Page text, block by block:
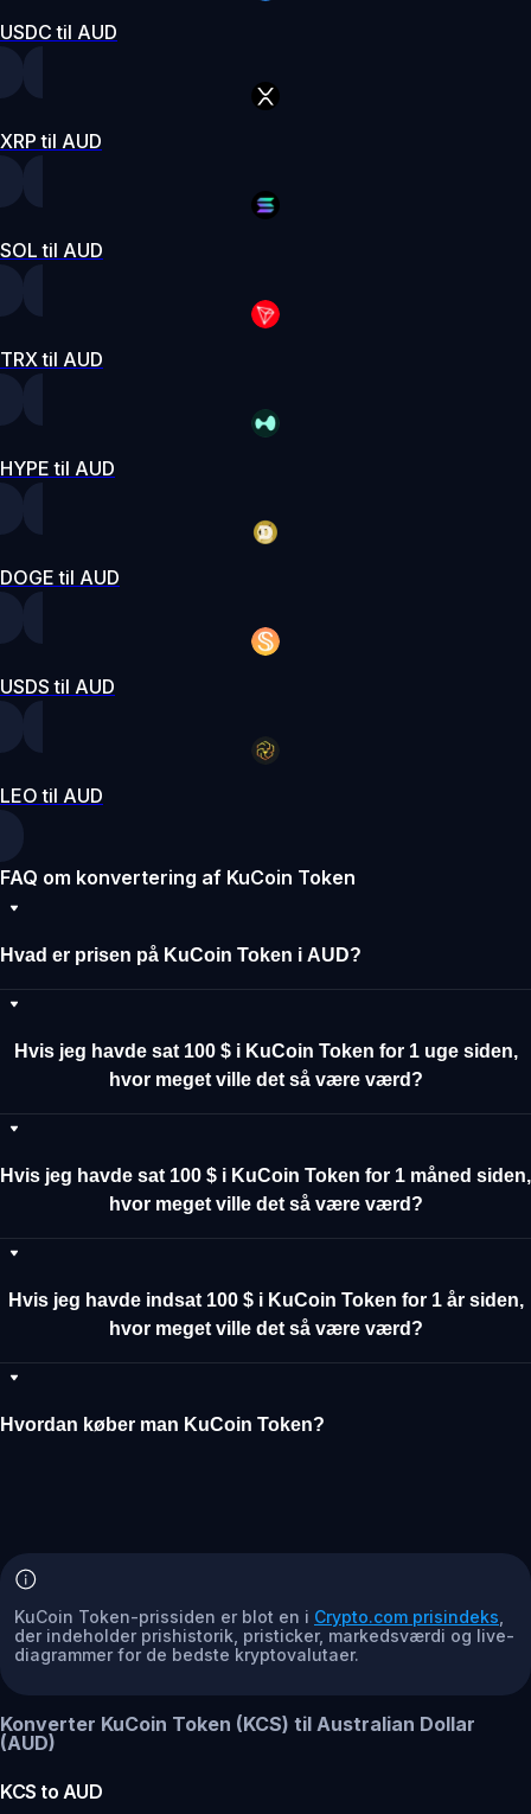
USDC til AUD
XRP til AUD
SOL til AUD
TRX til AUD
HYPE til AUD
DOGE til AUD
USDS til AUD
LEO til AUD
FAQ om konvertering af KuCoin Token
Hvad er prisen på KuCoin Token i AUD?
Hvis jeg havde sat 100 $ i KuCoin Token for 1 uge siden,
hvor meget ville det så være værd?
Hvis jeg havde sat 100 $ i KuCoin Token for 1 måned siden,
hvor meget ville det så være værd?
Hvis jeg havde indsat 100 $ i KuCoin Token for 1 år siden,
hvor meget ville det så være værd?
Hvordan køber man KuCoin Token?
KuCoin Token-prissiden er blot en i Crypto.com prisindeks
der indeholder prishistorik, pristicker, markedsværdi og live-
diagrammer for de bedste kryptovalutaer.
Konverter KuCoin Token (KCS) til Australian Dollar
(AUD)
KCS to AUD